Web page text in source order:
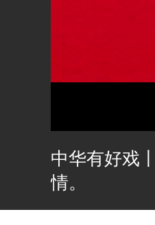
中华有好戏
情。